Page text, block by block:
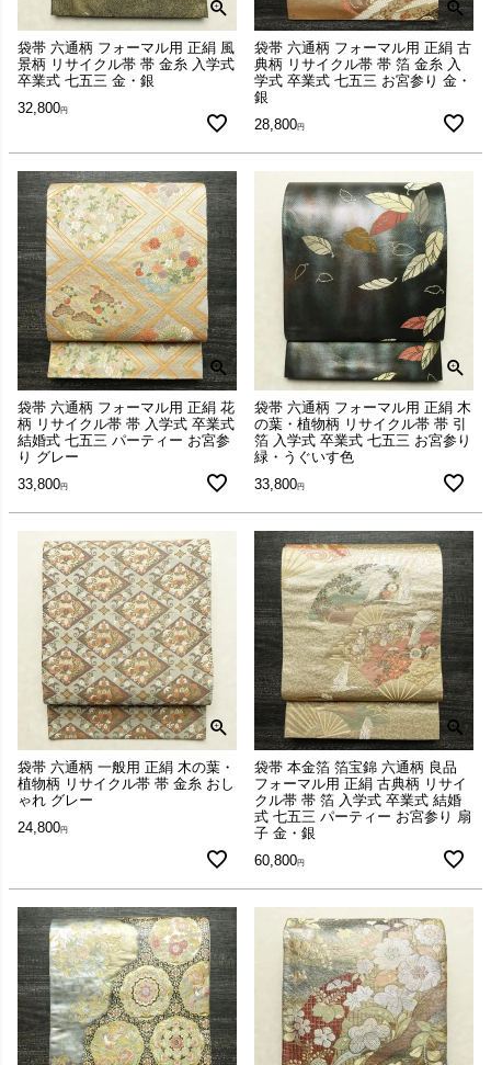
袋帯 六通柄 フォーマル用 正絹 風
景柄 リサイクル帯 帯 金糸 入学式
卒業式 七五三 金・銀
32,800
袋帯 六通柄 フォーマル用 正絹 古
典柄 リサイクル帯 帯 箔 金糸 入
学式 卒業式 七五三 お宮参り 金・
銀
28,800
袋帯 六通柄 フォーマル用 正絹 花
柄 リサイクル帯 帯 入学式 卒業式
結婚式 七五三 パーティー お宮参
り グレー
33,800
袋帯 六通柄 フォーマル用 正絹 木
の葉・植物柄 リサイクル帯 帯 引
箔 入学式 卒業式 七五三 お宮参り
緑・うぐいす色
33,800
袋帯 六通柄 一般用 正絹 木の葉・
植物柄 リサイクル帯 帯 金糸 おし
ゃれ グレー
24,800
袋帯 本金箔 箔宝錦 六通柄 良品
フォーマル用 正絹 古典柄 リサイ
クル帯 帯 箔 入学式 卒業式 結婚
式 七五三 パーティー お宮参り 扇
子 金・銀
60,800